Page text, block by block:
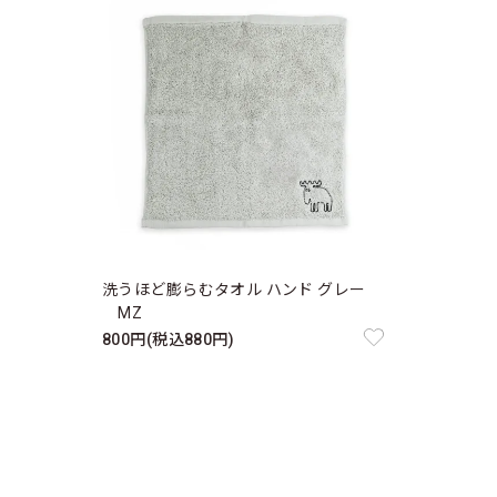
洗うほど膨らむタオル ハンド グレー
MZ
800円(税込880円)